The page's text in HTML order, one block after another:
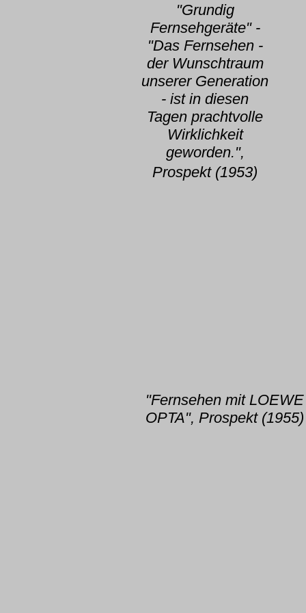
"Grundig
Fernsehgeräte" -
"Das Fernsehen -
der Wunschtraum
unserer Generation
- ist in diesen
Tagen prachtvolle
Wirklichkeit
geworden.",
Prospekt (1953)
"Fernsehen mit LOEWE
OPTA", Prospekt (1955)